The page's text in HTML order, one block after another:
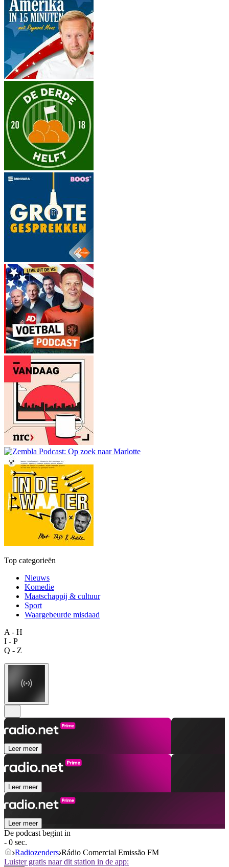
Top categorieën
Nieuws
Komedie
Maatschappij & cultuur
Sport
Waargebeurde misdaad
A - H
I - P
Q - Z
Leer meer
Leer meer
Leer meer
De podcast begint in
- 0 sec.
Radiozenders Rádio Comercial Emissão FM
Luister gratis naar dit station in de app: